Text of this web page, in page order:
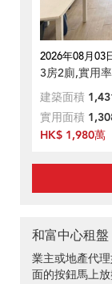
2026年08月03
3房2廁,實用
建築面積
實用面積
HK$ 1,980萬
和富中心租盤
業主或地產代
面的按鈕馬上放